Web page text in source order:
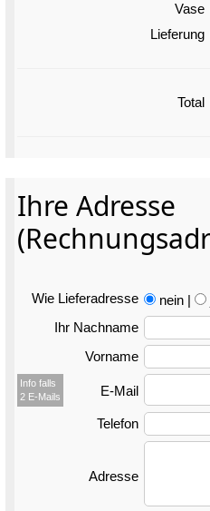
Vase
Lieferung
Total
Ihre Adresse
Wie Liefer­adresse nein |
Ihr Nachname
Vorname
Info falls
2 E-Mails
E-Mail
Telefon
Adresse